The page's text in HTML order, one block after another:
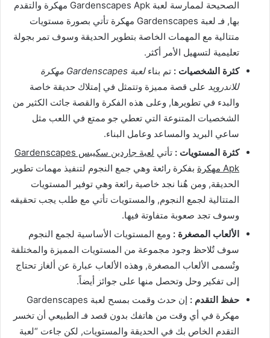
الصحيحة لممارسة لعبة Gardenscapes Apk مهكرة والتقدم
بها, فـ لعبة Gardenscapes مهكرة تأتي بصورة مستويات
متتالية مع المهمات الخاصة بتطوير الحديقة وسوف تمر بجولة
تعليمية لتسهيل الأمر أكثر.
كثرة الشخصيات : تم بناء
لعبة Gardenscapes مهكرة
للاندرويد على قصة مميزة وتتمثل في إمتلاك حديقة خاصة
والبدء في تطويرها, وعلى هذه الفكرة والقصة جائت الكثير من
الشخصيات المتنوعة التي تعطي جو ممتع في اللعب مثل
ساعي البريد والمساعد وعامل البناء.
كثرة المستويات : تأتي
لعبة جاردين سكيبس Gardenscapes
Apk مهكرة
بفكرة رائعة وهي جمع النجوم لتنفيذ مهمات تطوير
الحديقة, ومن هٌنا نجد خاصية رائعة وهي توفير المستويات
المتتالية لجمع النجوم, والمستويات تأتي مع طلب يجب تحقيقه
وسوف تجد صعوبة متفاوتة فيها.
الألعاب المصغرة : ومع المستويات الأساسية لجمع النجوم
سوف تٌلاحظ وجود مجموعة من المستويات المميزة والمختلفة
وتٌسمى الألعاب المصغرة, وهذه الألعاب عبارة عن ألغاز تحتاج
إلى تفكير وحل وتحصل منها على جوائز أيضاً.
حفظ التقدم :
إن حدث وقمت بمسح لعبة Gardenscapes
مهكرة في أي وقت من هاتفك بدون قصد فـ الطبيعي أن تخسر
التقدم الخاص بك في الحديقة والمستويات, لكن جاءت “لعبة